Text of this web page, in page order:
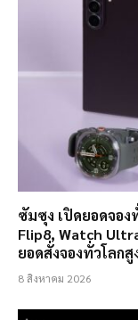
ซัมซุง เปิดยอดจอง
Flip8, Watch
ยอดสั่งจองทั่วโลก
8 สิงหาคม 2026